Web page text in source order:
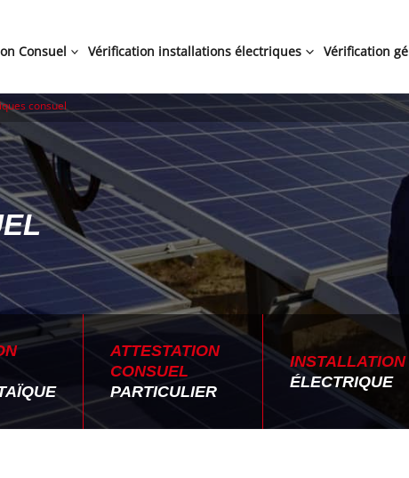
Consuel Vérification installations électriques Vérification
consuel
ATTESTATION
CONSUEL
PARTICULIER
INSTALLATION
ÉLECTRIQUE